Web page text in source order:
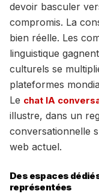
devoir basculer
compromis. La
bien réelle. Les
linguistique
culturels se
plateformes
Le chat IA
illustre, dans un
conversationnelle
web actuel.
Des espaces
représentées